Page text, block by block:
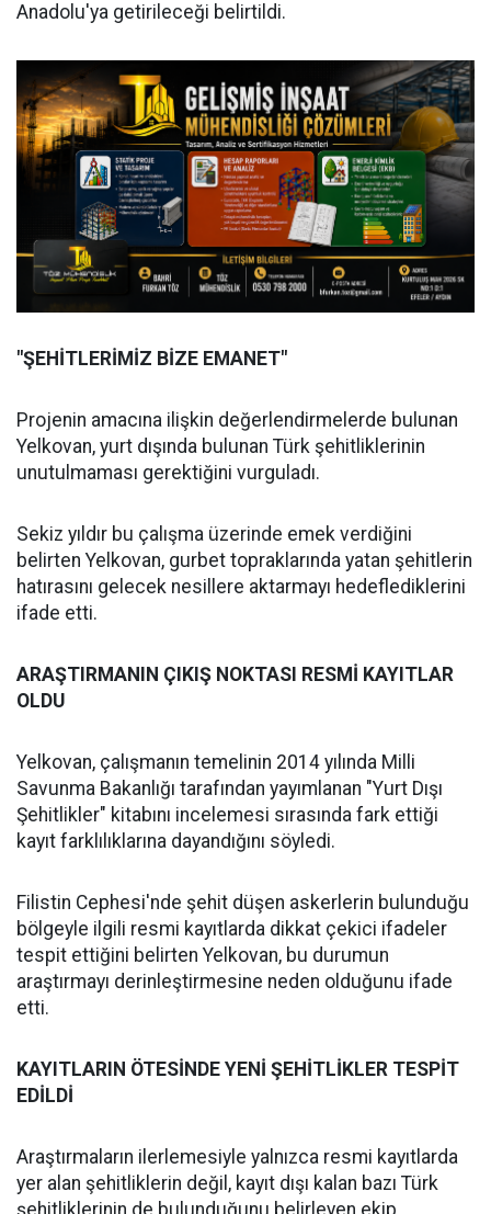
Anadolu'ya getirileceği belirtildi.
"ŞEHİTLERİMİZ BİZE EMANET"
Projenin amacına ilişkin değerlendirmelerde bulunan
Yelkovan, yurt dışında bulunan Türk şehitliklerinin
unutulmaması gerektiğini vurguladı.
Sekiz yıldır bu çalışma üzerinde emek verdiğini
belirten Yelkovan, gurbet topraklarında yatan şehitlerin
hatırasını gelecek nesillere aktarmayı hedeflediklerini
ifade etti.
ARAŞTIRMANIN ÇIKIŞ NOKTASI RESMİ KAYITLAR
OLDU
Yelkovan, çalışmanın temelinin 2014 yılında Milli
Savunma Bakanlığı tarafından yayımlanan "Yurt Dışı
Şehitlikler" kitabını incelemesi sırasında fark ettiği
kayıt farklılıklarına dayandığını söyledi.
Filistin Cephesi'nde şehit düşen askerlerin bulunduğu
bölgeyle ilgili resmi kayıtlarda dikkat çekici ifadeler
tespit ettiğini belirten Yelkovan, bu durumun
araştırmayı derinleştirmesine neden olduğunu ifade
etti.
KAYITLARIN ÖTESİNDE YENİ ŞEHİTLİKLER TESPİT
EDİLDİ
Araştırmaların ilerlemesiyle yalnızca resmi kayıtlarda
yer alan şehitliklerin değil, kayıt dışı kalan bazı Türk
şehitliklerinin de bulunduğunu belirleyen ekip,